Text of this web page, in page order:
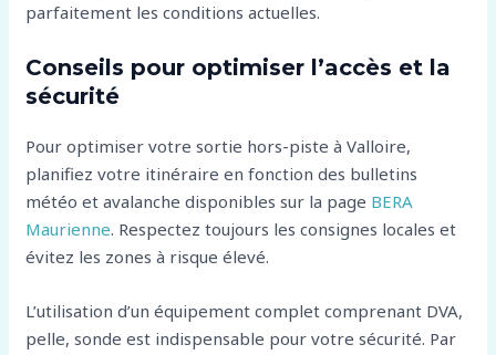
parfaitement les conditions actuelles.
Conseils pour optimiser l’accès et la
sécurité
Pour optimiser votre sortie hors-piste à Valloire,
planifiez votre itinéraire en fonction des bulletins
météo et avalanche disponibles sur la page BERA
Maurienne. Respectez toujours les consignes locales et
évitez les zones à risque élevé.
L’utilisation d’un équipement complet comprenant DVA,
pelle, sonde est indispensable pour votre sécurité. Par